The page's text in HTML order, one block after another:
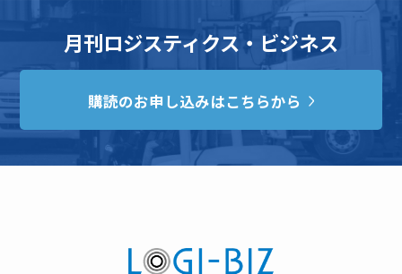
月刊ロジスティクス・ビジネス
購読のお申し込みはこちらから